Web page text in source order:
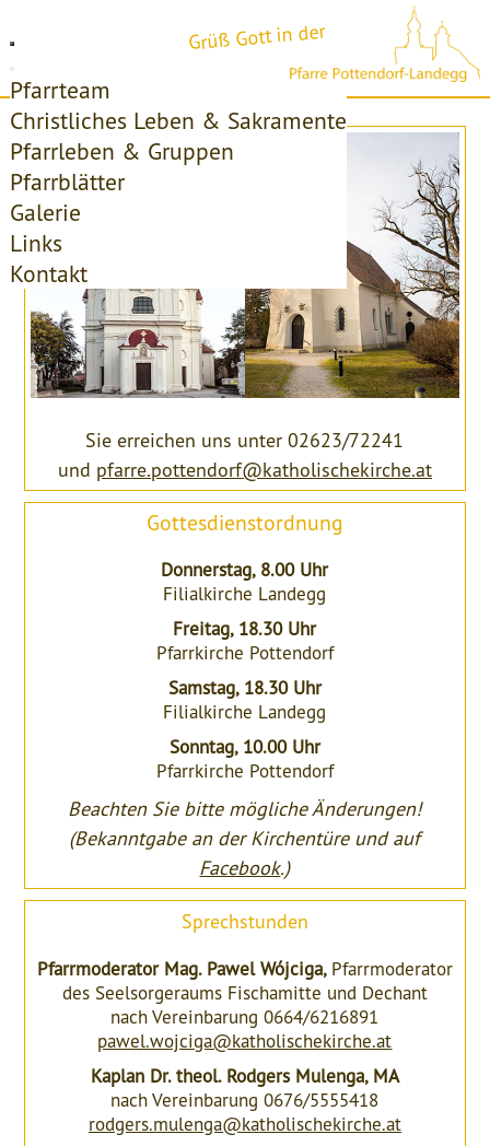
Pfarrteam
Christliches Leben & Sakramente
Pfarrleben & Gruppen
Pfarrblätter
Galerie
Links
Kontakt
Grüß Gott in der
Sie erreichen uns unter 02623/72241
und pfarre.pottendorf@katholischekirche.at
Gottesdienstordnung
Donnerstag, 8.00 Uhr
Filialkirche Landegg
Freitag, 18.30 Uhr
Pfarrkirche Pottendorf
Samstag, 18.30 Uhr
Filialkirche Landegg
Sonntag, 10.00 Uhr
Pfarrkirche Pottendorf
Beachten Sie bitte mögliche Änderungen!
(Bekanntgabe an der Kirchentüre und auf
Facebook.)
Sprechstunden
Pfarrmoderator Mag. Pawel Wójciga, Pfarrmoderator
des Seelsorgeraums Fischamitte und Dechant
nach Vereinbarung 0664/6216891
pawel.wojciga@katholischekirche.at
Kaplan Dr. theol. Rodgers Mulenga, MA
nach Vereinbarung 0676/5555418
rodgers.mulenga@katholischekirche.at